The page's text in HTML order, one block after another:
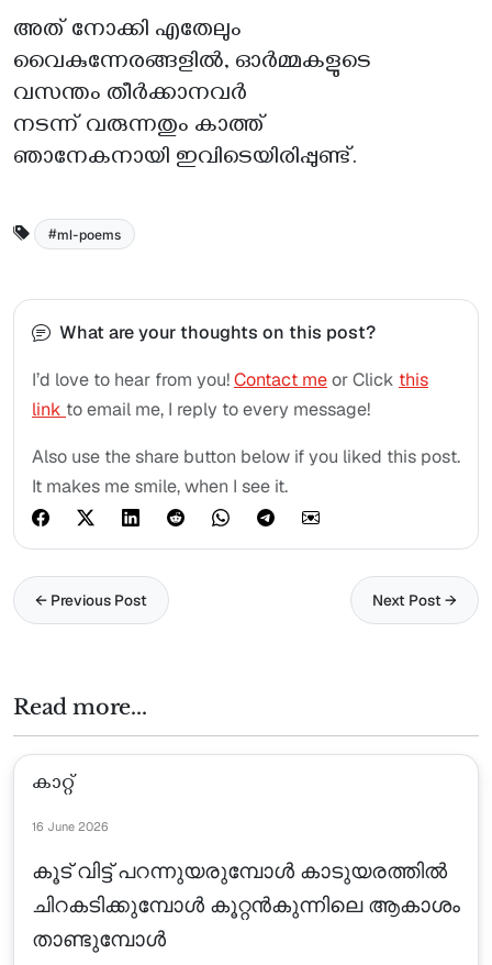
അത് നോക്കി എതേലും
വൈകുന്നേരങ്ങളിൽ, ഓർമ്മകളുടെ
വസന്തം തീർക്കാനവർ
നടന്ന് വരുന്നതും കാത്ത്
ഞാനേകനായി ഇവിടെയിരിപ്പുണ്ട്.
ml-poems
What are your thoughts on this post?
I’d love to hear from you!Contact meor Click this
link to email me, I reply to every message!
Also use the share button below if you liked this post.
It makes me smile, when I see it.
← Previous Post Next Post →
Read more...
കാറ്റ്
16 June 2026
കൂട് വിട്ട് പറന്നുയരുമ്പോൾ കാടുയരത്തിൽ
ചിറകടിക്കുമ്പോൾ കൂറ്റൻകുന്നിലെ ആകാശം
താണ്ടുമ്പോൾ